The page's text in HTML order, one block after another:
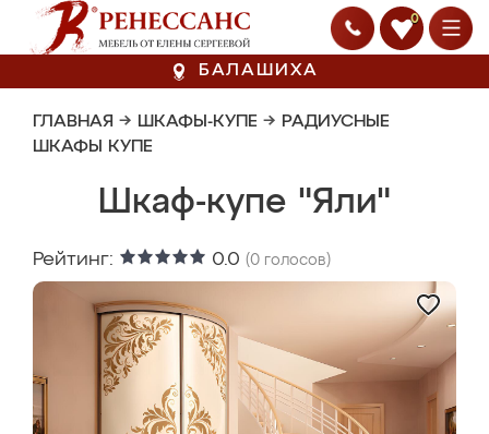
0
БАЛАШИХА
ГЛАВНАЯ → ШКАФЫ-КУПЕ → РАДИУСНЫЕ
ШКАФЫ КУПЕ
Шкаф-купе "Яли"
Рейтинг: 0.0 (0 голосов)